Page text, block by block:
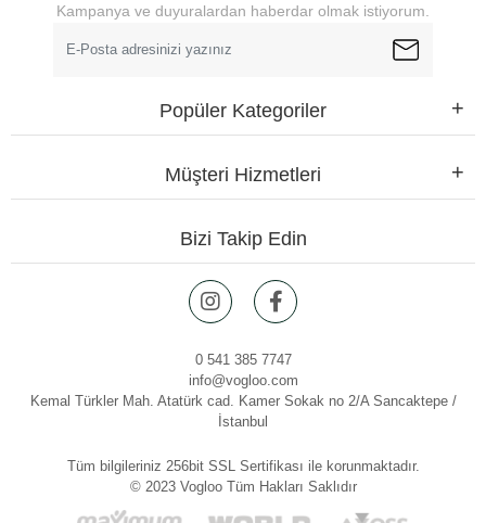
Kampanya ve duyuralardan haberdar olmak istiyorum.
Popüler Kategoriler
Müşteri Hizmetleri
Bizi Takip Edin
0 541 385 7747
info@vogloo.com
Kemal Türkler Mah. Atatürk cad. Kamer Sokak no 2/A Sancaktepe /
İstanbul
Tüm bilgileriniz 256bit SSL Sertifikası ile korunmaktadır.
© 2023 Vogloo Tüm Hakları Saklıdır